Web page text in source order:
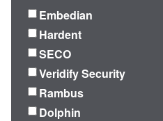
Embedian
Hardent
SECO
Veridify Security
Rambus
Dolphin